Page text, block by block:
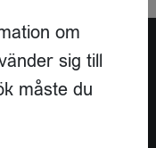
om
sig till
måste du